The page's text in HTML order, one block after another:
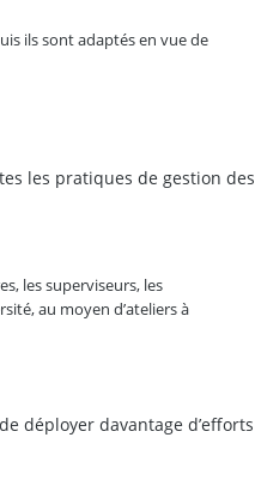
ils sont adaptés en vue de
les pratiques de gestion des
les superviseurs, les
au moyen d’ateliers à
déployer davantage d’efforts